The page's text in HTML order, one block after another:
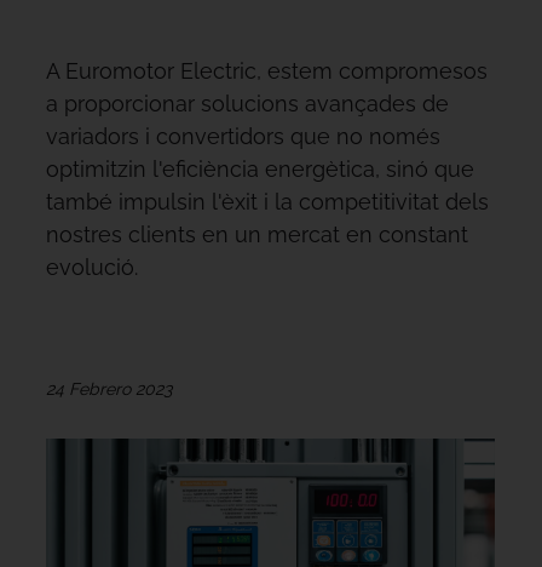
A Euromotor Electric, estem compromesos
a proporcionar solucions avançades de
variadors i convertidors que no només
optimitzin l'eficiència energètica, sinó que
també impulsin l'èxit i la competitivitat dels
nostres clients en un mercat en constant
evolució.
24 Febrero 2023